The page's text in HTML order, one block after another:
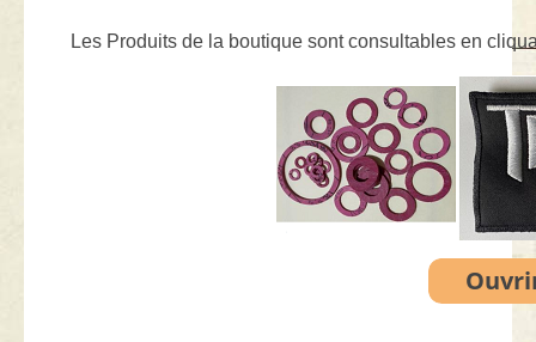
Les Produits de la boutique sont consultables en